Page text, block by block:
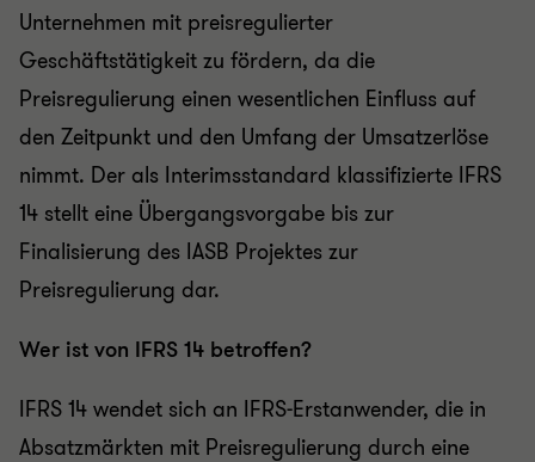
Unternehmen mit preisregulierter
Geschäftstätigkeit zu fördern, da die
Preisregulierung einen wesentlichen Einfluss auf
den Zeitpunkt und den Umfang der Umsatzerlöse
nimmt. Der als Interimsstandard klassifizierte IFRS
14 stellt eine Übergangsvorgabe bis zur
Finalisierung des IASB Projektes zur
Preisregulierung dar.
Wer ist von IFRS 14 betroffen?
IFRS 14 wendet sich an IFRS-Erstanwender, die in
Absatzmärkten mit Preisregulierung durch eine